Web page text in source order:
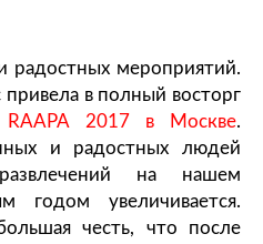
радостных мероприятий.
привела в полный восторг
RAAPA 2017 в Москве.
и радостных людей
на нашем
годом увеличивается.
честь, что после